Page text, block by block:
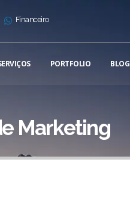
Financeiro
PORTFOLIO BLOG
Marketing